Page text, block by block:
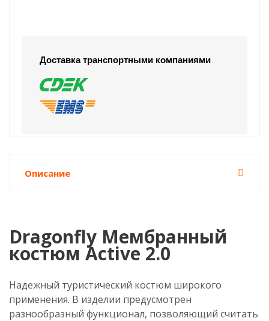
Доставка транспортными компаниями
Описание
Dragonfly Мембранный
костюм Active 2.0
Надежный туристический костюм широкого
применения. В изделии предусмотрен
разнообразный функционал, позволяющий считать